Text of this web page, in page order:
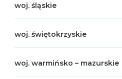
woj. śląskie
woj. świętokrzyskie
woj. warmińsko – mazurskie